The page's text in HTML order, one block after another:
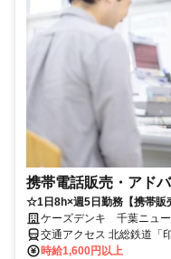
携帯電話販売・アド
☆1日8h×週5日勤務【携帯
働きやすさ抜群◎
ケーズデンキ 千葉ニュ
交通アクセス 北総鉄道「
時給1,600円以上